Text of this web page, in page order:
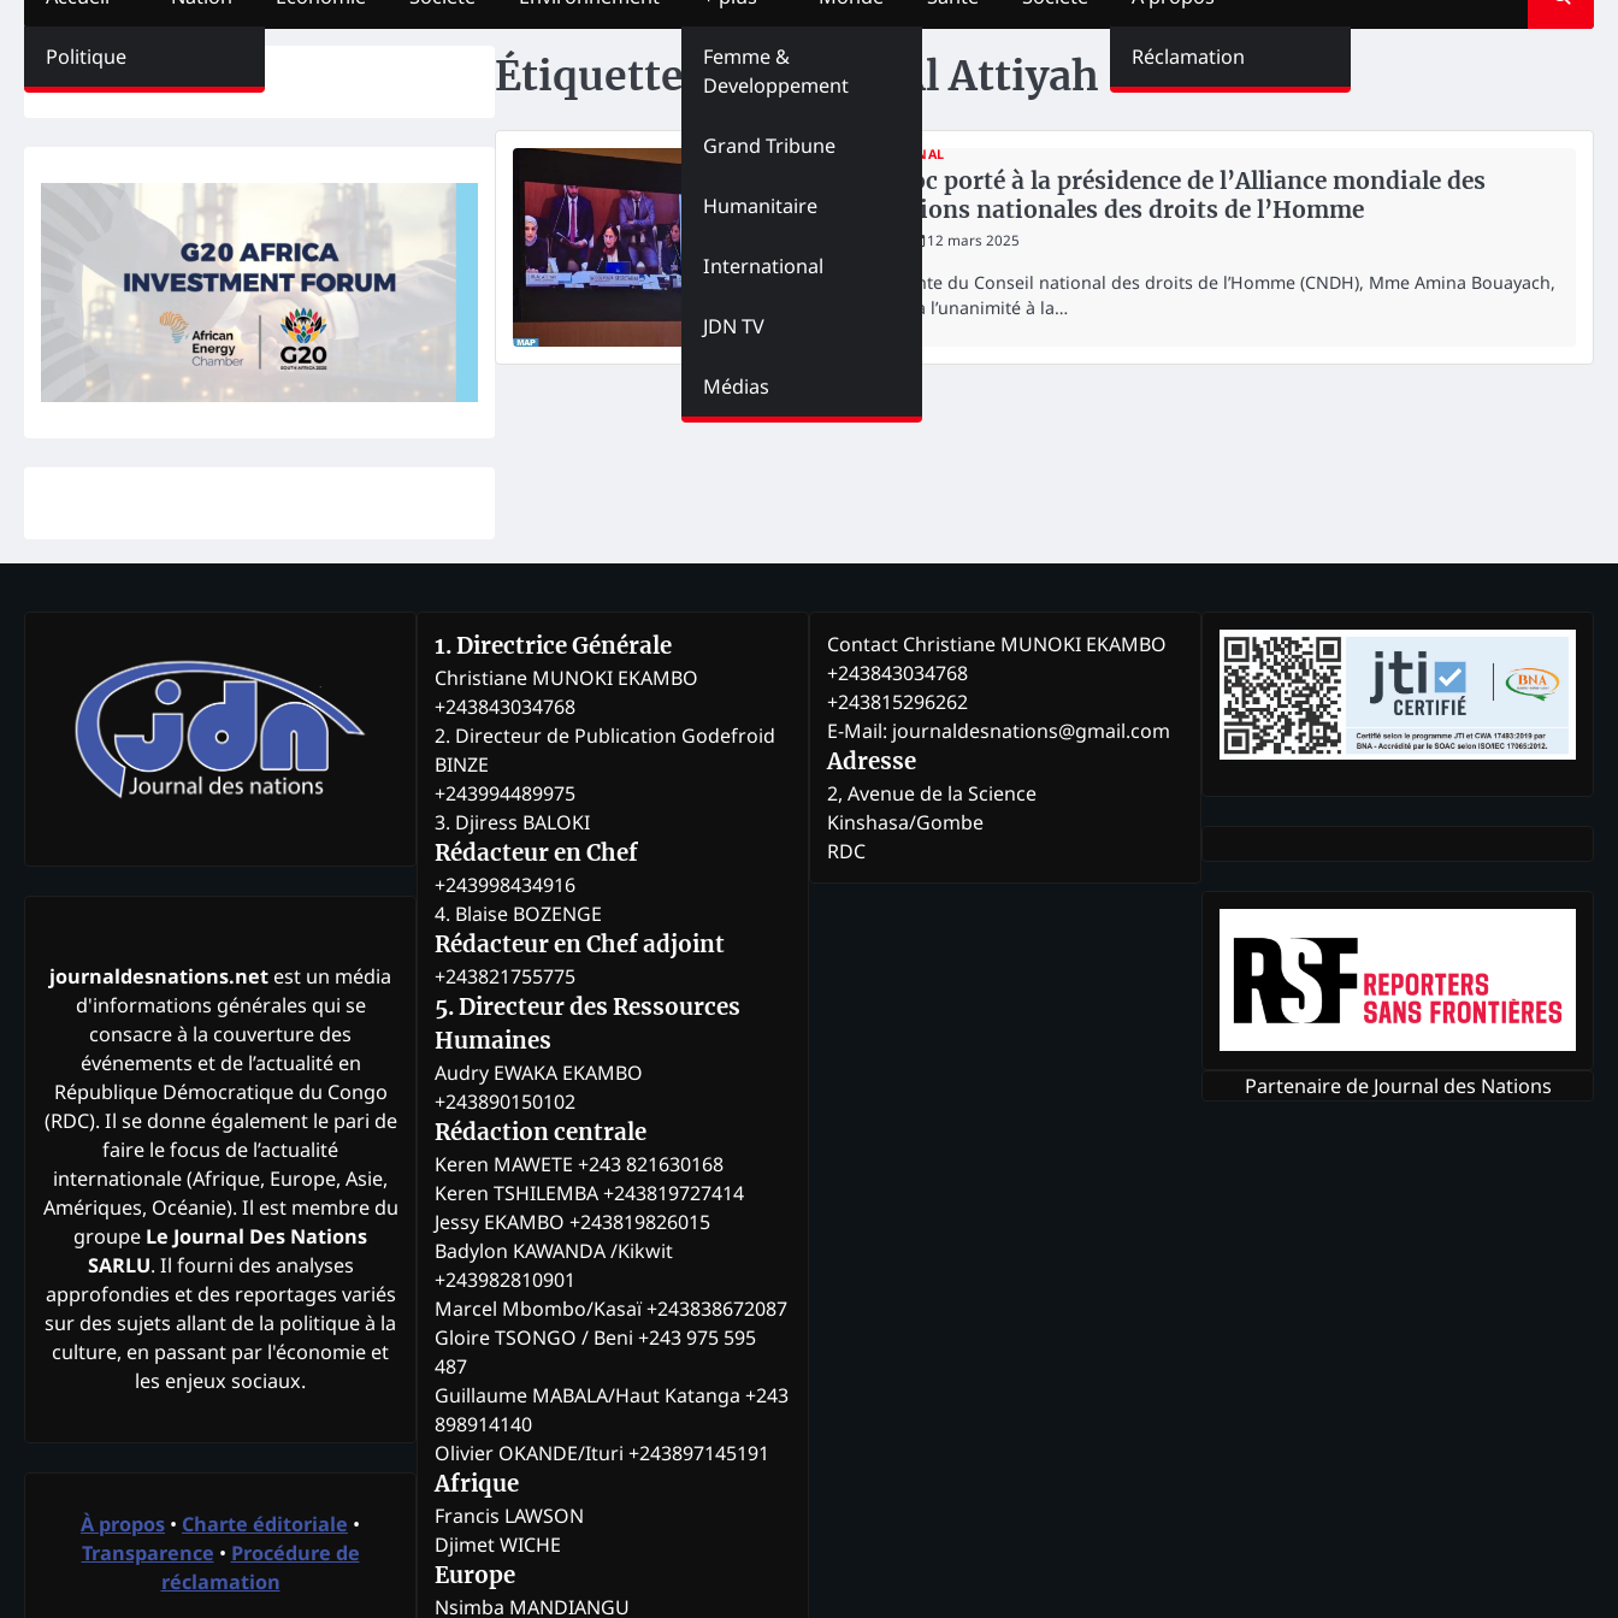
Politique
Femme &
Developpement
Grand Tribune
Humanitaire
International
JDN TV
Médias
Réclamation
Étiquette :Maryam Al Attiyah
INTERNATIONAL
Le Maroc porté à la présidence de l’Alliance mondiale des
institutions nationales des droits de l’Homme
12 mars 2025
La présidente du Conseil national des droits de l’Homme (CNDH), Mme Amina Bouayach,
a été élue à l’unanimité à la…
journaldesnations.net est un média
d'informations générales qui se
consacre à la couverture des
événements et de l’actualité en
République Démocratique du Congo
(RDC). Il se donne également le pari de
faire le focus de l’actualité
internationale (Afrique, Europe, Asie,
Amériques, Océanie). Il est membre du
groupe Le Journal Des Nations
SARLU. Il fourni des analyses
approfondies et des reportages variés
sur des sujets allant de la politique à la
culture, en passant par l'économie et
les enjeux sociaux.
À propos • Charte éditoriale •
Transparence • Procédure de
réclamation
1. Directrice Générale
Christiane MUNOKI EKAMBO
+243843034768
2. Directeur de Publication Godefroid
BINZE
+243994489975
3. Djiress BALOKI
Rédacteur en Chef
+243998434916
4. Blaise BOZENGE
Rédacteur en Chef adjoint
+243821755775
5. Directeur des Ressources
Humaines
Audry EWAKA EKAMBO
+243890150102
Rédaction centrale
Keren MAWETE +243 821630168
Keren TSHILEMBA +243819727414
Jessy EKAMBO +243819826015
Badylon KAWANDA /Kikwit
+243982810901
Marcel Mbombo/Kasaï +243838672087
Gloire TSONGO / Beni +243 975 595
487
Guillaume MABALA/Haut Katanga +243
898914140
Olivier OKANDE/Ituri +243897145191
Afrique
Francis LAWSON
Djimet WICHE
Europe
Nsimba MANDIANGU
Contact Christiane MUNOKI EKAMBO
+243843034768
+243815296262
E-Mail: journaldesnations@gmail.com
Adresse
2, Avenue de la Science
Kinshasa/Gombe
RDC
Partenaire de Journal des Nations